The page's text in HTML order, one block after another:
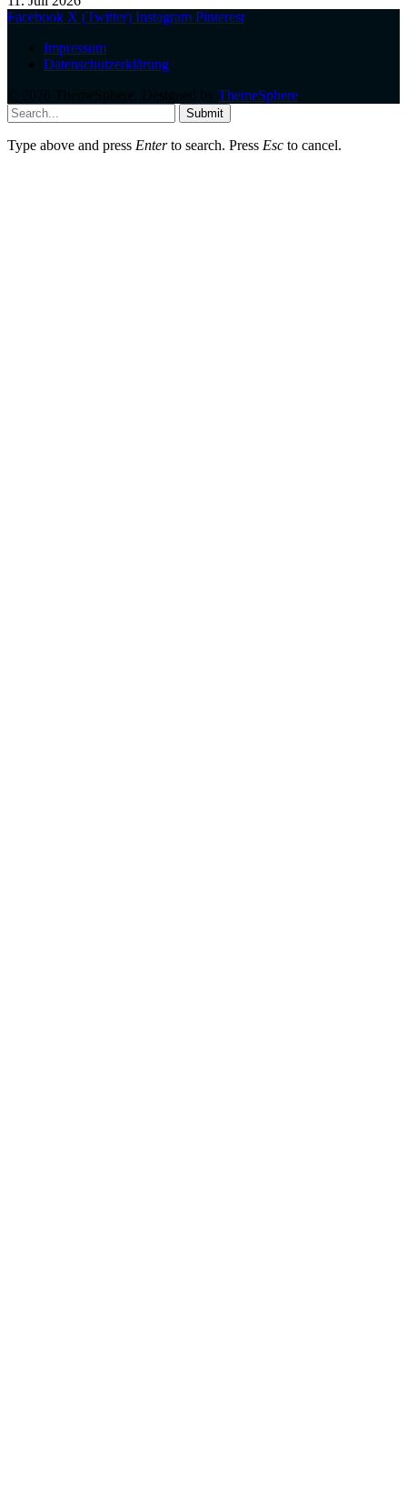
Facebook X (Twitter) Instagram Pinterest
Impressum
Datenschutzerklärung
ThemeSphere
Submit
Type above and press Enterto search. Press Esc to cancel.